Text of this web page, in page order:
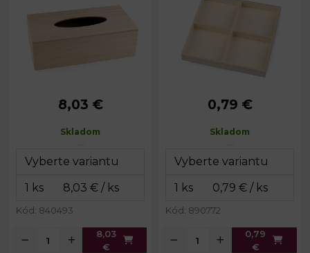
Rozmery:
12 x 24 cm
8,03 €
Skladom
Kód: 840493
8,03
€
Rozmery:
13 x 13 cm
0,79 €
Skladom
Kód: 890772
0,79
€